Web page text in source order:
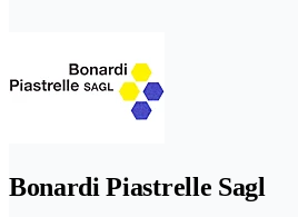
Bonardi Piastrelle Sagl